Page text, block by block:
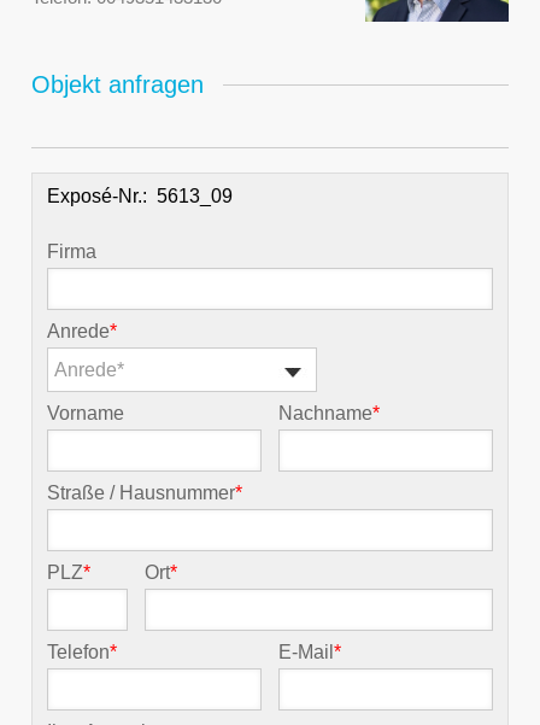
Objekt anfragen
Exposé-Nr.:
Firma
Anrede*
Anrede*
Vorname Nachname*
Straße / Hausnummer*
PLZ* Ort*
Telefon* E-Mail*